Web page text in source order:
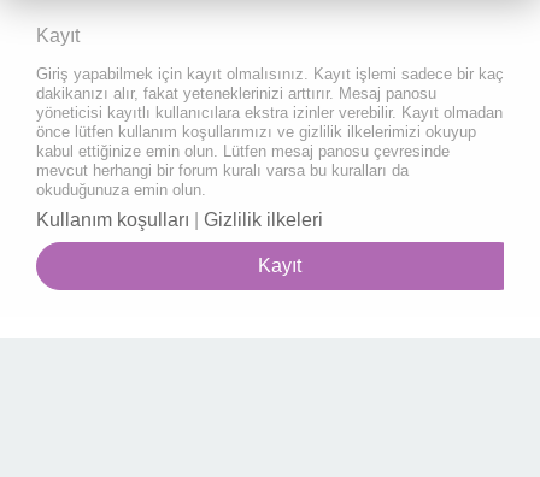
Kayıt
Giriş yapabilmek için kayıt olmalısınız. Kayıt işlemi sadece bir kaç
dakikanızı alır, fakat yeteneklerinizi arttırır. Mesaj panosu
yöneticisi kayıtlı kullanıcılara ekstra izinler verebilir. Kayıt olmadan
önce lütfen kullanım koşullarımızı ve gizlilik ilkelerimizi okuyup
kabul ettiğinize emin olun. Lütfen mesaj panosu çevresinde
mevcut herhangi bir forum kuralı varsa bu kuralları da
okuduğunuza emin olun.
Kullanım koşulları Gizlilik ilkeleri
Kayıt